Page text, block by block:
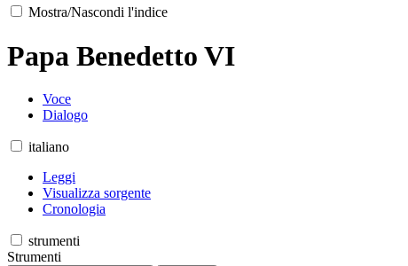
Mostra/Nascondi l'indice
Papa Benedetto VI
Voce
Dialogo
italiano
Leggi
Visualizza sorgente
Cronologia
strumenti
Strumenti